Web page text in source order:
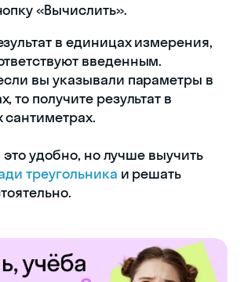
«Вычислить».
в единицах измерения,
введенным.
вы указывали параметры в
то получите результат в
сантиметрах.
удобно, но лучше выучить
треугольника и решать